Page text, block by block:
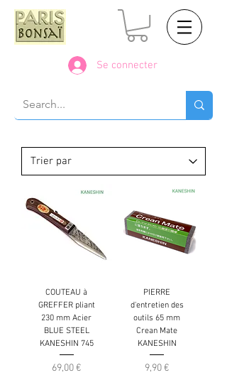
Se connecter
COUTEAU à
GREFFER pliant
230 mm Acier
BLUE STEEL
KANESHIN 745
Prix
69,00 €
PIERRE
d'entretien des
outils 65 mm
Crean Mate
KANESHIN
Prix
9,90 €